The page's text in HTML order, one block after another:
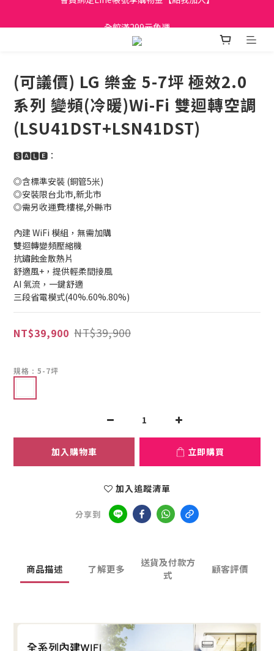
日立家電、國際牌 原廠管制價格 私訊優惠價
(可議價) LG 樂金 5-7坪 極效2.0
系列 變頻(冷暖)Wi-Fi 雙迴轉空調
(LSU41DST+LSN41DST)
🆂🅰🅻🅴：
◎含標準安裝 (銅管5米)
◎安裝限台北市,新北市
◎需另收運費:樓梯,外縣市
內建 WiFi 模組，無需加購
雙迴轉變頻壓縮機
抗鏽蝕金散熱片
舒適風+，提供輕柔間接風
AI 氣流，一鍵舒適
三段省電模式(40%.60%.80%)
NT$39,900 NT$39,900
規格 : 5-7坪
加入購物車 立即購買
加入追蹤清單
分享到
商品描述 了解更多
送貨及付款方
式
顧客評價